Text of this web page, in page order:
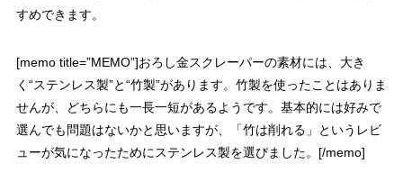
すめできます。
[memo title=”MEMO”]おろし金スクレーパーの素材には、大き
く“ステンレス製”と“竹製”があります。竹製を使ったことはありま
せんが、どちらにも一長一短があるようです。基本的には好みで
選んでも問題はないかと思いますが、「竹は削れる」というレビ
ューが気になったためにステンレス製を選びました。[/memo]